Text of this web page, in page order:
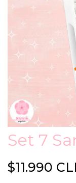
Set 7
$11.990